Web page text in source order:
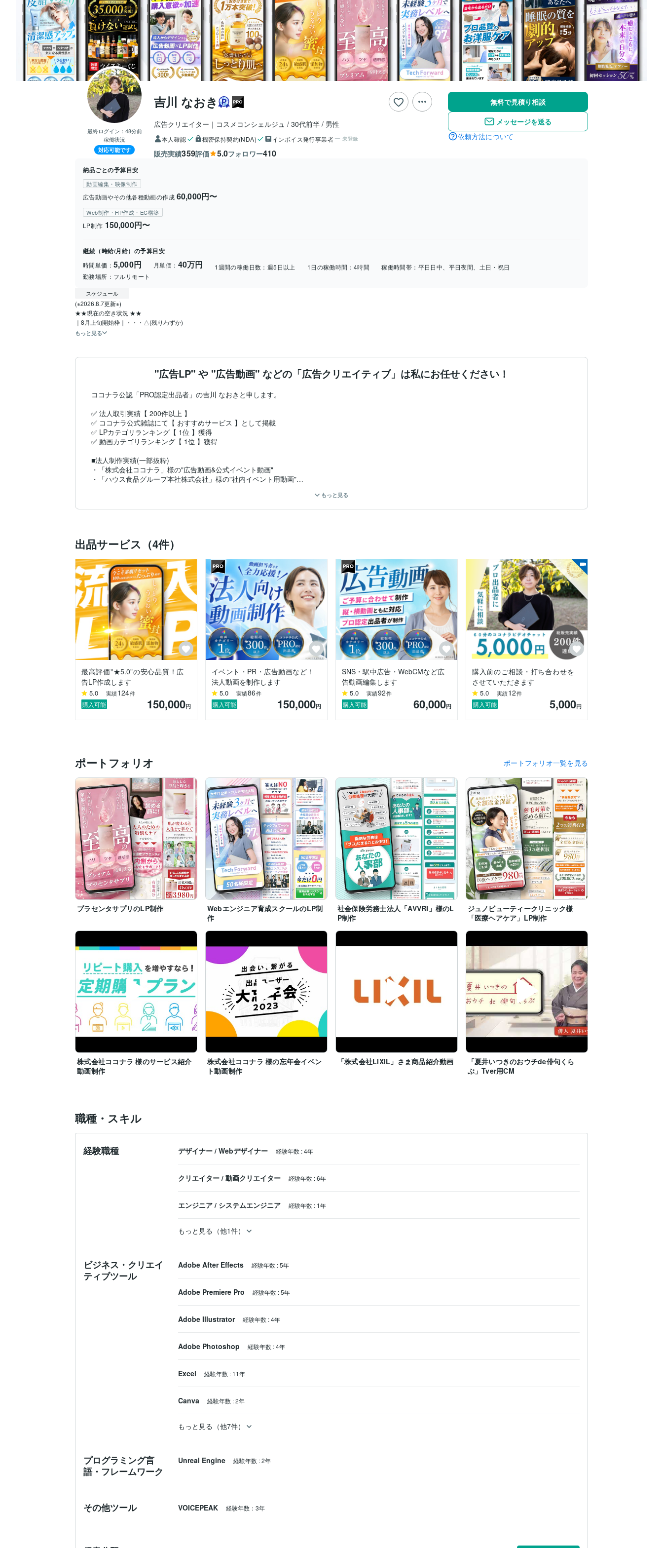
最終ログイン： 48分前
稼働状況
対応可能です
吉川 なおき
広告クリエイター｜コスメコンシェルジュ 30代前半 男性
本人確認 機密保持契約(NDA) インボイス発行事業者 未登録
販売実績359評価 5.0フォロワー410
無料で見積り相談
メッセージを送る
依頼方法について
納品ごとの予算目安
動画編集・映像制作
広告動画やその他各種動画の作成 60,000円〜
Web制作・HP作成・EC構築
LP制作 150,000円〜
継続（時給/月給）の予算目安
時間単価： 5,000円 月単価： 40万円 1週間の稼働日数： 週5日以上 1日の稼働時間： 4時間 稼働時間帯： 平日日中、平日夜間、土日・祝日
勤務場所： フルリモート
スケジュール
(※2026.8.7更新※)
★★現在の空き状況 ★★
｜8月上旬開始枠｜・・・△(残りわずか)
もっと見る
"広告LP" や "広告動画" などの「広告クリエイティブ」は私にお任せください！
ココナラ公認「PRO認定出品者」の吉川 なおきと申します。
✅ 法人取引実績【 200件以上 】
✅ ココナラ公式雑誌にて【 おすすめサービス 】として掲載
✅ LPカテゴリランキング【 1位 】獲得
✅ 動画カテゴリランキング【 1位 】獲得
■法人制作実績(一部抜粋)
・「株式会社ココナラ」様の"広告動画&公式イベント動画"
・「ハウス食品グループ本社株式会社」様の"社内イベント用動画"
・「イオンモール千葉ニュータウン」様の"モール内&駅ディスプレイ広告"
～その他～
・業界大手「カメラメーカー」様の"映像コンテンツ制作"
・楽天ランキング1位獲得の「人気セレクトショップ」様の"LP制作"
・TVCMでお馴染み「美容整形クリニック」様の"Webコンテンツ"
・大手人気「化粧品会社」様の"新商品PR動画"
・シェアトップクラス「調剤薬局」様の"社内イベント動画"etc
■経歴
慶應義塾大学 経済学部卒。
システムエンジニア・公務員を経て、現在フリーの「Webデザイナー・映像クリエイター」として広告関係の制作を主に行う。
また、日本化粧品検定協会所属の"コスメコンシェルジュ"としても活動中。
https://coconala.com/business_magazine/39814
https://coconala.com/blogs/647998/368125
■主な使用ソフト
・Photoshop
・Studio
・DaVinci Resolve
・Unreal Engine
・Canva
・Excel/Word/PowerPoint
・Gemini/NotebookLM/ChatGPT
■取得資格
・TOEIC 910点
・コスメコンシェルジュ
・日本化粧品検定特級
・日本化粧品検定1級
・基本情報処理技術者
※制作物の掲載について※
サービスページに記載の通り、制作物については各種SNSやHP等、制作実績として使用させて頂きますのでご了承ください。
(社外秘情報などが含まれていて掲載が難しい場合は、「掲載不可オプション」もご用意しておりますので、購入前にご相談ください。）
--------------------------------------------------------------------------------------------------------------------------------------------------------------------------------------------------
--------------------------------------------------------------------------------------------------------------------------------------------------------------------------------------------------
--------------------------------------------------------------------------------------------------------------------------------------------------------------------------------------------------
---------------------
もっと見る
出品サービス（4件）
最高評価"★5.0"の安心品質！広
告LP作成します
5.0 実績124件
購入可能 150,000円
イベント・PR・広告動画など！
法人動画を制作します
5.0 実績86件
購入可能 150,000円
SNS・駅中広告・WebCMなど広
告動画編集します
5.0 実績92件
購入可能 60,000円
購入前のご相談・打ち合わせを
させていただきます
5.0 実績12件
購入可能 5,000円
ポートフォリオ ポートフォリオ一覧を見る
プラセンタサプリのLP制作
Webエンジニア育成スクールのLP制
作
社会保険労務士法人「AVVRI」様のL
P制作
ジュノビューティークリニック様
「医療ヘアケア」LP制作
株式会社ココナラ 様のサービス紹介
動画制作
株式会社ココナラ 様の忘年会イベン
ト動画制作
「株式会社LIXIL」さま商品紹介動画
「夏井いつきのおウチde俳句くら
ぶ」Tver用CM
職種・スキル
経験職種 デザイナー / Webデザイナー 経験年数 :4年
クリエイター / 動画クリエイター 経験年数 :6年
エンジニア / システムエンジニア 経験年数 : 1年
もっと見る（他1件）
ビジネス・クリエイ
ティブツール
Adobe After Effects 経験年数 :5年
Adobe Premiere Pro 経験年数 :5年
Adobe Illustrator 経験年数 :4年
Adobe Photoshop 経験年数 :4年
Excel 経験年数 : 11年
Canva 経験年数 :2年
もっと見る（他7件）
プログラミング言
語・フレームワーク
Unreal Engine 経験年数 :2年
その他ツール VOICEPEAK 経験年数：3年